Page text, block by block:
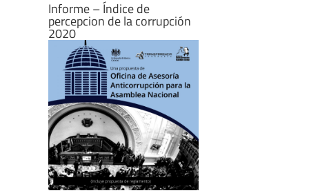
Informe – Índice de
percepcion de la corrupción
2020